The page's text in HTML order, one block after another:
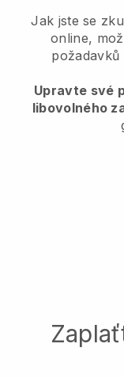
Jak jste se
online,
Upravte své
libovolného